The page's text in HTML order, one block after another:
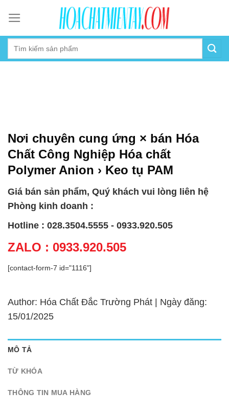
content
Nơi chuyên cung ứng × bán Hóa
Chất Công Nghiệp Hóa chất
Polymer Anion › Keo tụ PAM
Giá bán sản phẩm, Quý khách vui lòng liên hệ
Phòng kinh doanh :
Hotline : 028.3504.5555 - 0933.920.505
ZALO : 0933.920.505
[contact-form-7 id="1116"]
Author: Hóa Chất Đắc Trường Phát | Ngày đăng:
15/01/2025
MÔ TẢ
TỪ KHÓA
THÔNG TIN MUA HÀNG